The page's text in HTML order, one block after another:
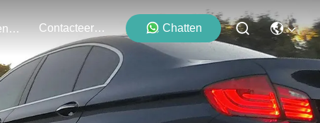
Evenementen Contacteer Ons Chatten